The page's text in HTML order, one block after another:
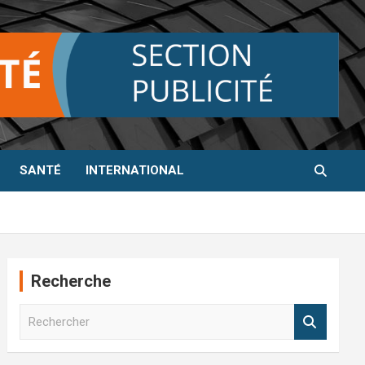
SANTÉ INTERNATIONAL
Recherche